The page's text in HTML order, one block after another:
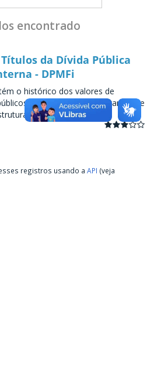
encontrado
da Dívida Pública
- DPMFi
o histórico dos valores de
decorrentes de programas de
a partir de...
registros usando a API (veja